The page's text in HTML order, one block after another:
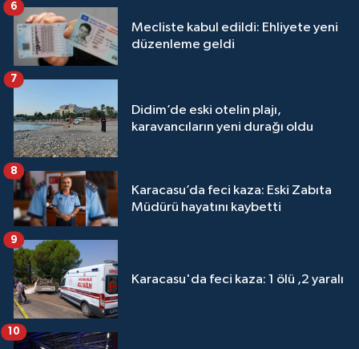
Mecliste kabul edildi: Ehliyete yeni
düzenleme geldi
6
Didim’de eski otelin plajı,
karavancıların yeni durağı oldu
7
Karacasu’da feci kaza: Eski Zabıta
Müdürü hayatını kaybetti
8
Karacasu'da feci kaza: 1 ölü ,2 yaralı
9
10